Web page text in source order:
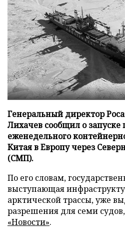
Генеральный директор
Лихачев сообщил о запуске
еженедельного
Китая в Европу через
(СМП).
По его словам,
выступающая
арктической трассы, уже
разрешения для семи
«Новости».